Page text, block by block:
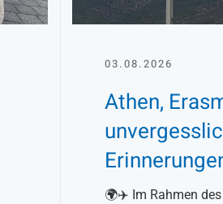
03.08.2026
Athen,
🌍✈️ Im Rahmen